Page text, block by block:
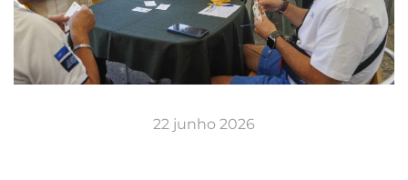
22 junho 2026